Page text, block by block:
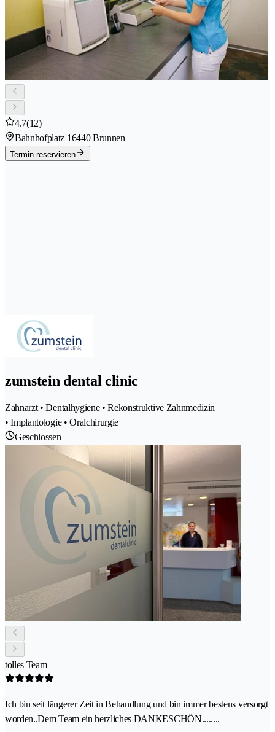
4.7(12)
Bahnhofplatz 16440 Brunnen
Termin reservieren
zumstein dental clinic
Zahnarzt • Dentalhygiene • Rekonstruktive Zahnmedizin
• Implantologie • Oralchirurgie
Geschlossen
tolles Team
Ich bin seit längerer Zeit in Behandlung und bin immer bestens versorgt
worden..Dem Team ein herzliches DANKESCHÖN........